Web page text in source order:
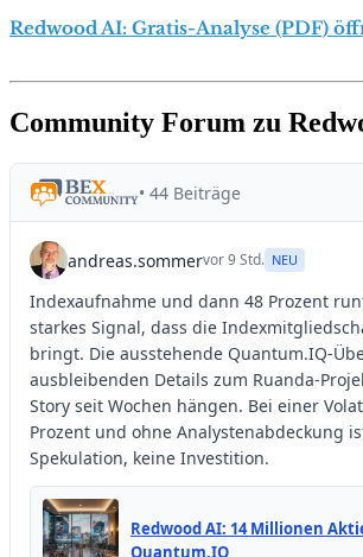
Redwood AI: Gratis-Analyse (PDF)
Community Forum zu